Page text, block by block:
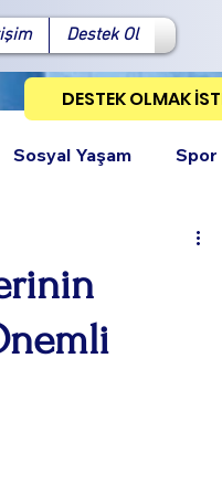
Destek Ol
DESTEK OLMAK
Bağlantıyı Kopyala
Sosyal Yaşam Spor